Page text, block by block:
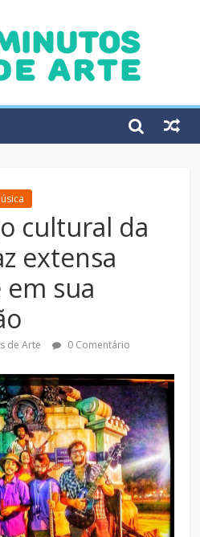
cultural da
extensa
sua
de Arte 0 Comentário